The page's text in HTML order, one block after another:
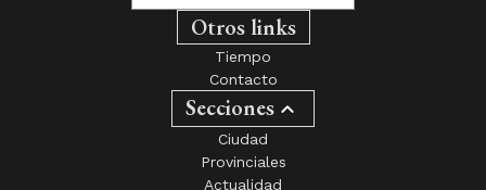
Otros links
Tiempo
Contacto
Secciones
Ciudad
Provinciales
Actualidad